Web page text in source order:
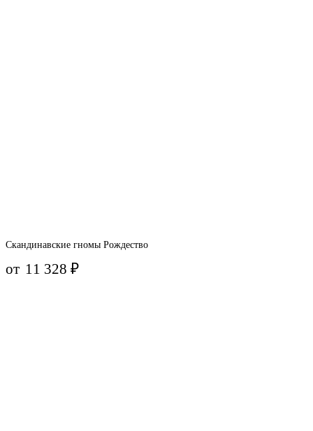
Скандинавские гномы Рождество
от 11 328₽